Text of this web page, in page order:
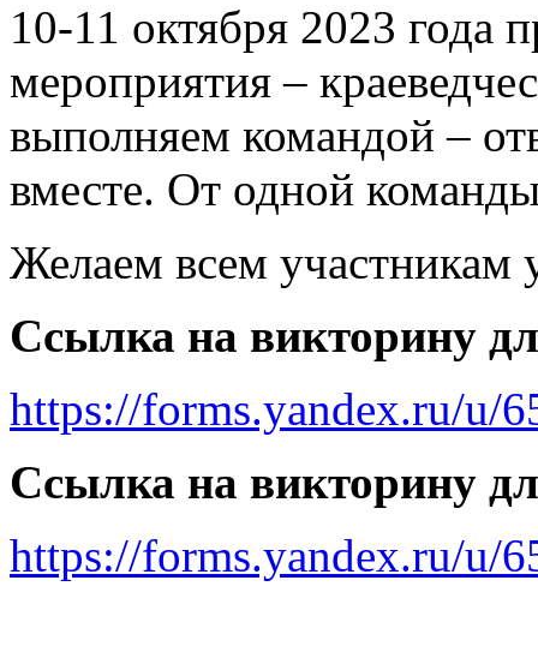
10-11 октября 2023 года
мероприятия –
выполняем командой –
вместе. От одной
Желаем всем участникам
Ссылка на викторину
https://forms.yandex.ru/u/
Ссылка на викторину
https://forms.yandex.ru/u/